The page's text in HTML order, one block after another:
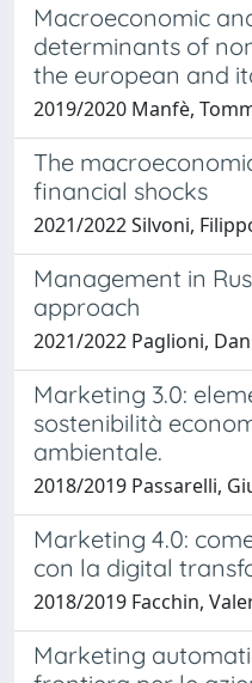
Macroeconomic
determinants of
the european and
2019/2020 Manfè,
The
financial shocks
2021/2022 Silvoni,
Management in
approach
2021/2022 Paglioni,
Marketing 3.0:
sostenibilità
ambientale.
2018/2019 Passarelli,
Marketing 4.0:
con la digital
2018/2019 Facchin,
Marketing